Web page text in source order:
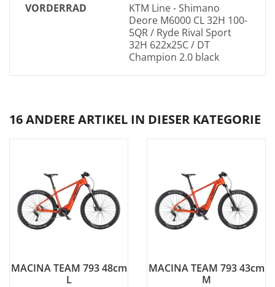
VORDERRAD
KTM Line - Shimano
Deore M6000 CL 32H 100-
5QR / Ryde Rival Sport
32H 622x25C / DT
Champion 2.0 black
16 ANDERE ARTIKEL IN DIESER KATEGORIE
MACINA TEAM 793 48cm
L
MACINA TEAM 793 43cm
M